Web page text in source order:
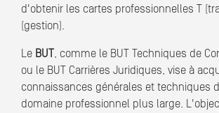
d'obtenir les cartes professionnelles T
(gestion).
Le BUT, comme le BUT Techniques de
ou le BUT Carrières Juridiques, vise à
connaissances générales et techniques
domaine professionnel plus large.